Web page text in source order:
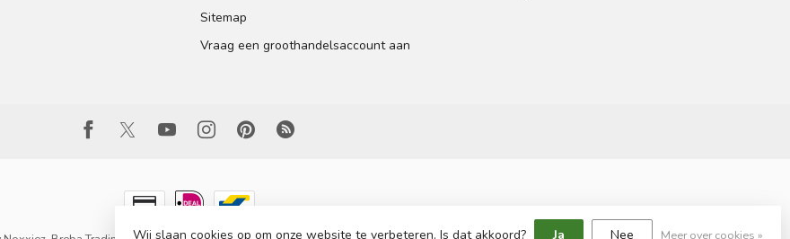
Sitemap
Vraag een groothandelsaccount aan
Wij slaan cookies op om onze website te verbeteren. Is dat akkoord? Ja Nee Meer over cookies »